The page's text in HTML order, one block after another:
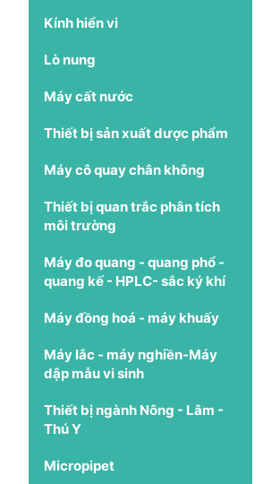
Kính hiển vi
Lò nung
Máy cất nước
Thiết bị sản xuất dược phẩm
Máy cô quay chân không
Thiết bị quan trắc phân tích
môi trường
Máy đo quang - quang phổ -
quang kế - HPLC- sắc ký khí
Máy đồng hoá - máy khuấy
Máy lắc - máy nghiền-Máy
dập mẫu vi sinh
Thiết bị ngành Nông - Lâm -
Thú Y
Micropipet